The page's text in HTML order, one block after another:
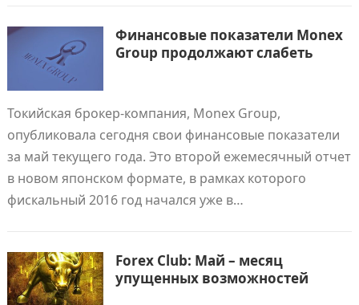
Финансовые показатели Monex
Group продолжают слабеть
Токийская брокер-компания, Monex Group,
опубликовала сегодня свои финансовые показатели
за май текущего года. Это второй ежемесячный отчет
в новом японском формате, в рамках которого
фискальный 2016 год начался уже в…
Forex Club: Май – месяц
упущенных возможностей